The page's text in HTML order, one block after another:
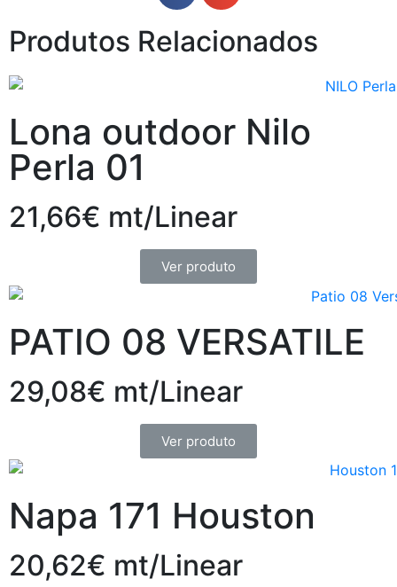
Produtos Relacionados
Lona outdoor Nilo
Perla 01
21,66€ mt/Linear
Ver produto
PATIO 08 VERSATILE
29,08€ mt/Linear
Ver produto
Napa 171 Houston
20,62€ mt/Linear